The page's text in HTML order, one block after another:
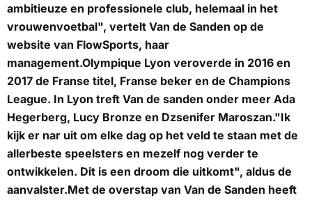
ambitieuze en professionele club, helemaal in het
vrouwenvoetbal", vertelt Van de Sanden op de
website van FlowSports, haar
management.Olympique Lyon veroverde in 2016 en
2017 de Franse titel, Franse beker en de Champions
League. In Lyon treft Van de sanden onder meer Ada
Hegerberg, Lucy Bronze en Dzsenifer Maroszan."Ik
kijk er nar uit om elke dag op het veld te staan met de
allerbeste speelsters en mezelf nog verder te
ontwikkelen. Dit is een droom die uitkomt", aldus de
aanvalster.Met de overstap van Van de Sanden heeft